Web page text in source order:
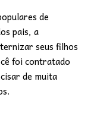
de
pais, a
seus filhos
foi contratado
de muita